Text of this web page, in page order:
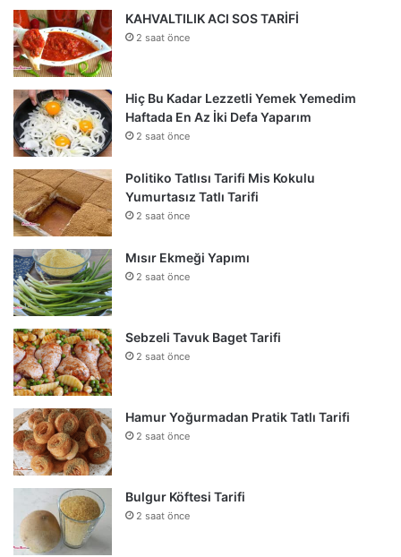
KAHVALTILIK ACI SOS TARİFİ
2 saat önce
Hiç Bu Kadar Lezzetli Yemek Yemedim
Haftada En Az İki Defa Yaparım
2 saat önce
Politiko Tatlısı Tarifi Mis Kokulu
Yumurtasız Tatlı Tarifi
2 saat önce
Mısır Ekmeği Yapımı
2 saat önce
Sebzeli Tavuk Baget Tarifi
2 saat önce
Hamur Yoğurmadan Pratik Tatlı Tarifi
2 saat önce
Bulgur Köftesi Tarifi
2 saat önce